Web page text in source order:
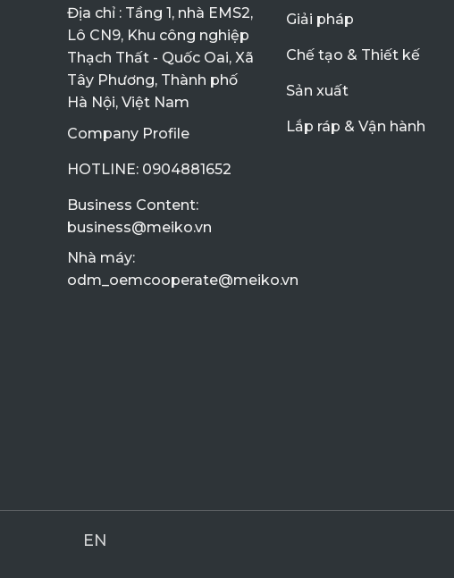
Địa chỉ : Tầng 1, nhà EMS2,
Lô CN9, Khu công nghiệp
Thạch Thất - Quốc Oai, Xã
Tây Phương, Thành phố
Hà Nội, Việt Nam
Company Profile
HOTLINE: 0904881652
Business Content:
business@meiko.vn
Nhà máy:
odm_oemcooperate@meiko.vn
Giải pháp
Chế tạo & Thiết kế
Sản xuất
Lắp ráp & Vận hành
EN